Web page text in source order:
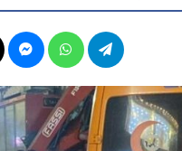
واتساب تيلقرام